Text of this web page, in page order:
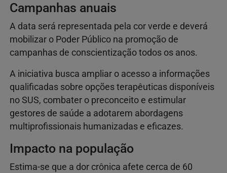
Campanhas anuais
A data será representada pela cor verde e deverá
mobilizar o Poder Público na promoção de
campanhas de conscientização todos os anos.
A iniciativa busca ampliar o acesso a informações
qualificadas sobre opções terapêuticas disponíveis
no SUS, combater o preconceito e estimular
gestores de saúde a adotarem abordagens
multiprofissionais humanizadas e eficazes.
Impacto na população
Estima-se que a dor crônica afete cerca de 60